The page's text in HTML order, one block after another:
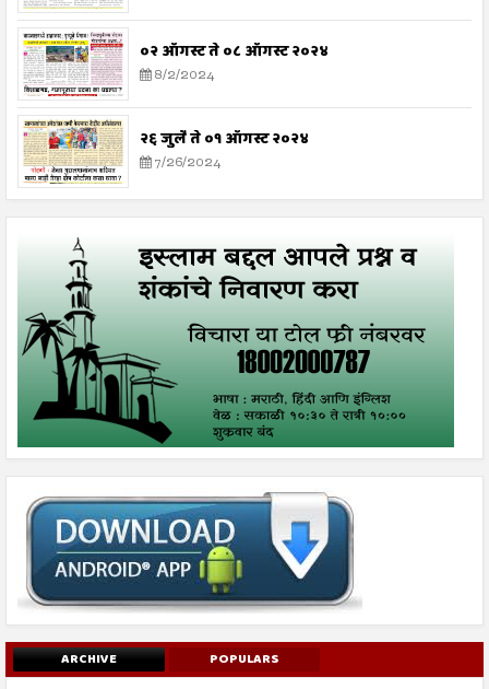
०२ ऑगस्ट ते ०८ ऑगस्ट २०२४
8/2/2024
२६ जुलै ते ०१ ऑगस्ट २०२४
7/26/2024
ARCHIVE POPULARS